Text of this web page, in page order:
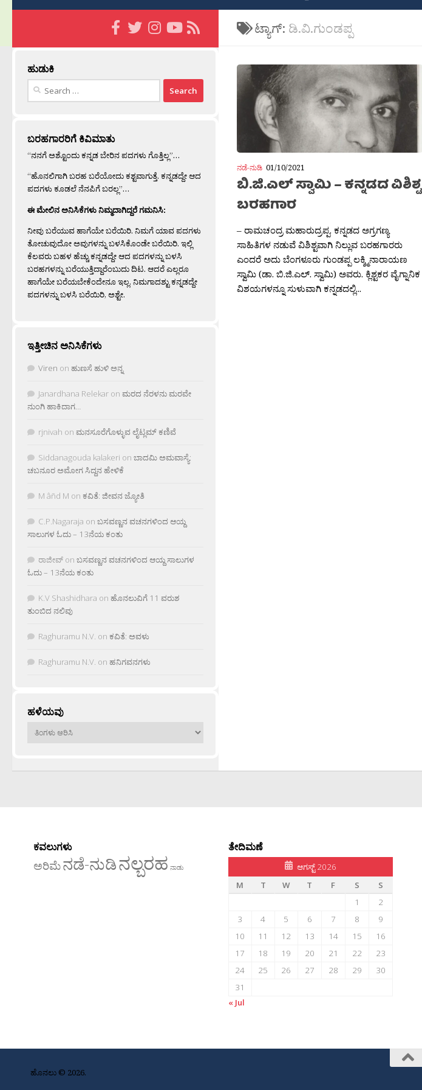
ಟ್ಯಾಗ್: ಡಿ.ವಿ.ಗುಂಡಪ್ಪ
ನಡೆ-ನುಡಿ 01/10/2021
ಬಿ.ಜಿ.ಎಲ್ ಸ್ವಾಮಿ – ಕನ್ನಡದ ವಿಶಿಶ್ಟ
ಬರಹಗಾರ
– ರಾಮಚಂದ್ರ ಮಹಾರುದ್ರಪ್ಪ. ಕನ್ನಡದ ಅಗ್ರಗಣ್ಯ
ಸಾಹಿತಿಗಳ ನಡುವೆ ವಿಶಿಶ್ಟವಾಗಿ ನಿಲ್ಲುವ ಬರಹಗಾರರು
ಎಂದರೆ ಅದು ಬೆಂಗಳೂರು ಗುಂಡಪ್ಪ ಲಕ್ಶ್ಮಿನಾರಾಯಣ
ಸ್ವಾಮಿ (ಡಾ. ಬಿ.ಜಿ.ಎಲ್. ಸ್ವಾಮಿ) ಅವರು. ಕ್ಲಿಶ್ಟಕರ ವೈಗ್ನಾನಿಕ
ವಿಶಯಗಳನ್ನೂ ಸುಳುವಾಗಿ ಕನ್ನಡದಲ್ಲಿ...
ಹುಡುಕಿ
Search
ಬರಹಗಾರರಿಗೆ ಕಿವಿಮಾತು
“ನನಗೆ ಅಶ್ಟೊಂದು ಕನ್ನಡ ಬೇರಿನ ಪದಗಳು ಗೊತ್ತಿಲ್ಲ”…
“ಹೊನಲಿಗಾಗಿ ಬರಹ ಬರೆಯೋದು ಕಶ್ಟವಾಗುತ್ತೆ. ಕನ್ನಡದ್ದೇ ಆದ
ಪದಗಳು ಕೂಡಲೆ ನೆನಪಿಗೆ ಬರಲ್ಲ”…
ಈ ಮೇಲಿನ ಅನಿಸಿಕೆಗಳು ನಿಮ್ಮದಾಗಿದ್ದರೆ ಗಮನಿಸಿ:
ನೀವು ಬರೆಯುವ ಹಾಗೆಯೇ ಬರೆಯಿರಿ. ನಿಮಗೆ ಯಾವ ಪದಗಳು
ತೋಚುವುದೋ ಅವುಗಳನ್ನು ಬಳಸಿಕೊಂಡೇ ಬರೆಯಿರಿ. ಇಲ್ಲಿ
ಕೆಲವರು ಬಹಳ ಹೆಚ್ಚು ಕನ್ನಡದ್ದೇ ಆದ ಪದಗಳನ್ನು ಬಳಸಿ
ಬರಹಗಳನ್ನು ಬರೆಯುತ್ತಿದ್ದಾರೆಂಬುದು ದಿಟ. ಆದರೆ ಎಲ್ಲರೂ
ಹಾಗೆಯೇ ಬರೆಯಬೇಕೆಂದೇನೂ ಇಲ್ಲ. ನಿಮಗಾದಶ್ಟು ಕನ್ನಡದ್ದೇ
ಪದಗಳನ್ನು ಬಳಸಿ ಬರೆಯಿರಿ, ಅಶ್ಟೇ.
ಇತ್ತೀಚಿನ ಅನಿಸಿಕೆಗಳು
Viren on ಹುಣಸೆ ಹುಳಿ ಅನ್ನ
Janardhana Relekar on ಮರದ ನೆರಳನು ಮರವೇ
ನುಂಗಿ ಹಾಕಿದಾಗ…
rjnivah on ಮನಸೂರೆಗೊಳ್ಳುವ ಲೈಟ್ಲಮ್ ಕಣಿವೆ
Siddanagouda kalakeri on ಬಾದಮಿ ಅಮವಾಸ್ಯೆ:
ಚಬನೂರ ಅಮೋಗ ಸಿದ್ದನ ಹೇಳಿಕೆ
M âñd M on ಕವಿತೆ: ಜೀವನ ಜ್ಯೋತಿ
C.P.Nagaraja on ಬಸವಣ್ಣನ ವಚನಗಳಿಂದ ಆಯ್ದ
ಸಾಲುಗಳ ಓದು – 13ನೆಯ ಕಂತು
ರಾಜೀವ್ on ಬಸವಣ್ಣನ ವಚನಗಳಿಂದ ಆಯ್ದ ಸಾಲುಗಳ
ಓದು – 13ನೆಯ ಕಂತು
K.V Shashidhara on ಹೊನಲುವಿಗೆ 11 ವರುಶ
ತುಂಬಿದ ನಲಿವು
Raghuramu N.V. on ಕವಿತೆ: ಅವಳು
Raghuramu N.V. on ಹನಿಗವನಗಳು
ಹಳೆಯವು
ಹಳೆಯವು
ಕವಲುಗಳು
ಅರಿಮೆನಡೆ-ನುಡಿನಲ್ಬರಹ ನಾಡು
ತೇದಿಮಣೆ
ಆಗಸ್ಟ್ 2026
M
T W T F S
S
1
2
3
4 5 6 7 8
9
10
11 12 13 14 15
16
17
18 19 20 21 22
23
24
25 26 27 28 29
30
31
« Jul
ಹೊನಲು © 2026.